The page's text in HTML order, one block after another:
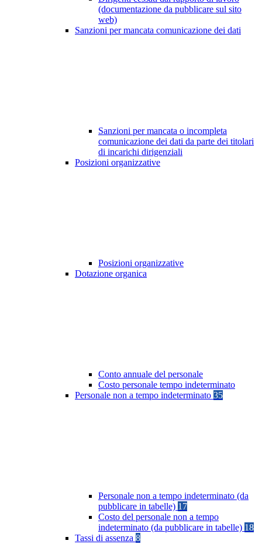
(documentazione da pubblicare sul sito
web)
Sanzioni per mancata comunicazione dei dati
Sanzioni per mancata o incompleta
comunicazione dei dati da parte dei titolari
di incarichi dirigenziali
Posizioni organizzative
Posizioni organizzative
Dotazione organica
Conto annuale del personale
Costo personale tempo indeterminato
Personale non a tempo indeterminato 35
Personale non a tempo indeterminato (da
pubblicare in tabelle) 17
Costo del personale non a tempo
indeterminato (da pubblicare in tabelle) 18
Tassi di assenza 8